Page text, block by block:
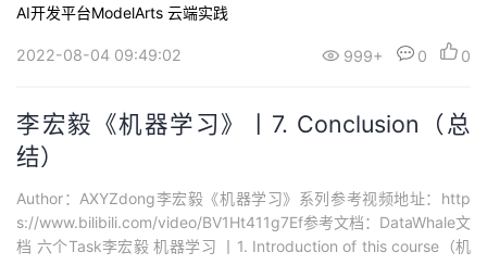
AI开发平台ModelArts 云端实践
2022-08-04 09:49:02 999+ 0 0
李宏毅《机器学习》丨7. Conclusion（总
结）
Author：AXYZdong李宏毅《机器学习》系列参考视频地址：http
s://www.bilibili.com/video/BV1Ht411g7Ef参考文档：DataWhale文
档 六个Task李宏毅 机器学习 丨1. Introduction of this course（机